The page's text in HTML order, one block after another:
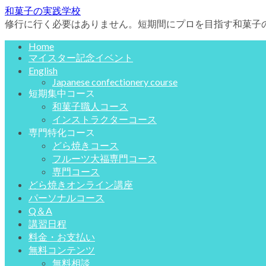
和菓子の実践学校
修行に行く必要はありません。短期間にプロを目指す和菓子
Home
マイスター記念イベント
English
Japanese confectionery course
短期集中コース
和菓子職人コース
インストラクターコース
専門特化コース
どら焼きコース
フルーツ大福専門コース
専門コース
どら焼きオンライン講座
パーソナルコース
Q＆A
講習日程
料金・お支払い
無料コンテンツ
無料相談